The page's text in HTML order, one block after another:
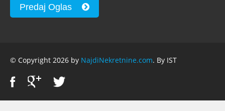
Predaj Oglas
© Copyright 2026 by NajdiNekretnine.com. By IST